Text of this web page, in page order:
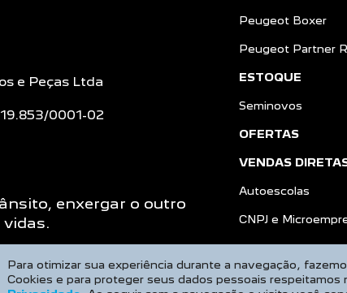
vidas.
Novo Peugeot
Novo Peugeot
Peugeot Boxer
Peugeot Partner
ESTOQUE
Seminovos
OFERTAS
VENDAS DIRETAS
Autoescolas
CNPJ e
Para otimizar sua experiência durante a navegação,
Cookies e para proteger seus dados pessoais respeitamos